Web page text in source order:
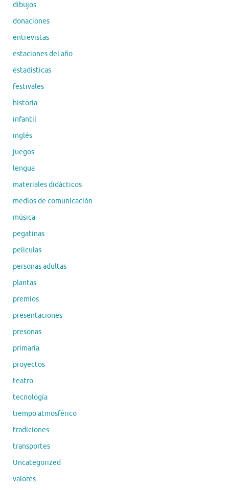
dibujos
donaciones
entrevistas
estaciones del año
estadísticas
festivales
historia
infantil
inglés
juegos
lengua
materiales didácticos
medios de comunicación
música
pegatinas
peliculas
personas adultas
plantas
premios
presentaciones
presonas
primaria
proyectos
teatro
tecnología
tiempo atmosférico
tradiciones
transportes
Uncategorized
valores